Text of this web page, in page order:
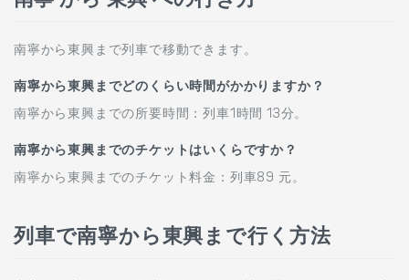
南寧から東興まで列車で移動できます。
南寧から東興までどのくらい時間がかかりますか？
南寧から東興までの所要時間：列車1時間 13分。
南寧から東興までのチケットはいくらですか？
南寧から東興までのチケット料金：列車89 元。
列車で南寧から東興まで行く方法